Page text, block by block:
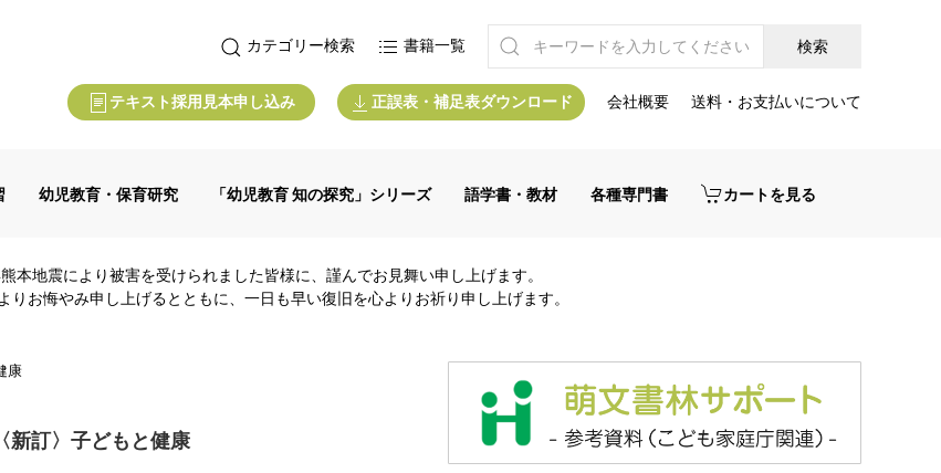
カテゴリー検索 書籍一覧
テキスト採用見本申し込み 正誤表・補足表ダウンロード 会社概要 送料・お支払いについて
幼児教育・保育研究 「幼児教育 知の探究」シリーズ 語学書・教材 各種専門書 カートを見る
本地震により被害を受けられました皆様に、謹んでお見舞い申し上げます。
りお悔やみ申し上げるとともに、一日も早い復旧を心よりお祈り申し上げます。
康
〈新訂〉子どもと健康